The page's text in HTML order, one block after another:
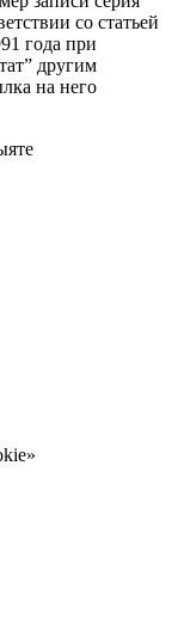
со статьей
года при
другим
на него